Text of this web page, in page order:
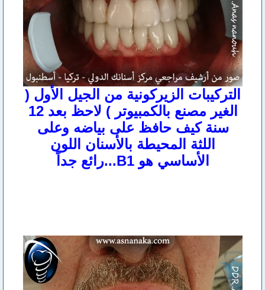
التركيبات الزيركونية من الجيل الأول (
الغير مصنع بالكمبيوتر ) لاحظ بعد 12
سنة كيف حافظ على بياضه وعلى
اللثة المحيطة بالأسنان اللون
الأساسي هو B1...رائع جداً